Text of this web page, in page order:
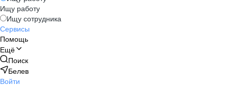
Ищу работу
Ищу сотрудника
Сервисы
Помощь
Ещё
Поиск
Белев
Войти